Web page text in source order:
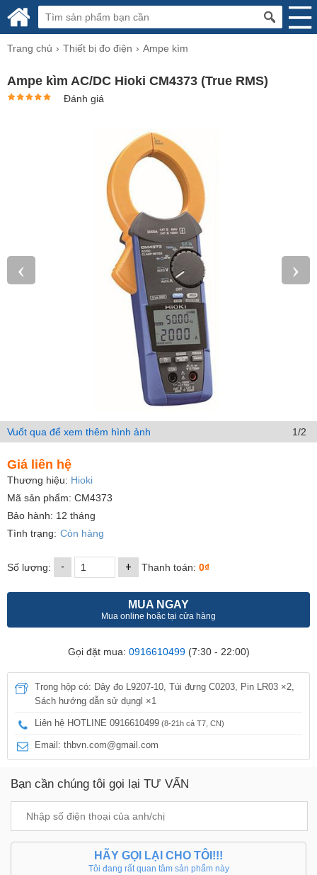
Trang chủ Thiết bị đo điện Ampe kìm
Ampe kìm AC/DC Hioki CM4373 (True RMS)
Đánh giá
‹ ›
Vuốt qua để xem thêm hình ảnh 1/2
Giá liên hệ
Thương hiệu: Hioki
Mã sản phẩm: CM4373
Bảo hành: 12 tháng
Tình trạng: Còn hàng
Số lượng: - + Thanh toán: 0₫
MUA NGAY
Mua online hoặc tại cửa hàng
Gọi đặt mua: 0916610499(7:30 - 22:00)
Trong hộp có: Dây đo L9207-10, Túi đựng C0203, Pin LR03 ×2,
Sách hướng dẫn sử dụngl ×1
Liên hệ HOTLINE 0916610499 (8-21h cả T7, CN)
Email: thbvn.com@gmail.com
Bạn cần chúng tôi gọi lại TƯ VẤN
HÃY GỌI LẠI CHO TÔI!!!
Tôi đang rất quan tâm sản phẩm này